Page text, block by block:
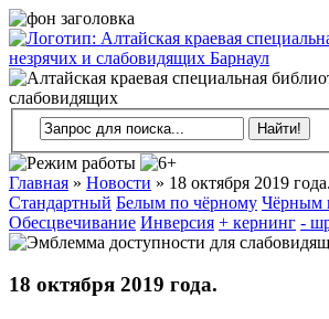
Главная » Новости » 18 октября 2019 года.
Стандартный Белым по чёрному Чёрным
Обесцвечивание Инверсия + кернинг -
18 октября 2019 года.